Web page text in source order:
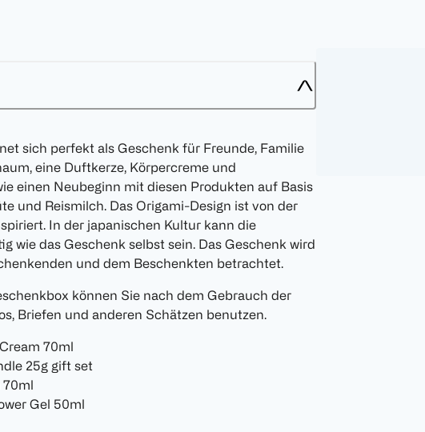
sich perfekt als Geschenk für Freunde, Familie
eine Duftkerze, Körpercreme und
einen Neubeginn mit diesen Produkten auf Basis
und Reismilch. Das Origami-Design ist von der
In der japanischen Kultur kann die
wie das Geschenk selbst sein. Das Geschenk wird
und dem Beschenkten betrachtet.
können Sie nach dem Gebrauch der
Briefen und anderen Schätzen benutzen.
70ml
25g gift set
70ml
Gel 50ml